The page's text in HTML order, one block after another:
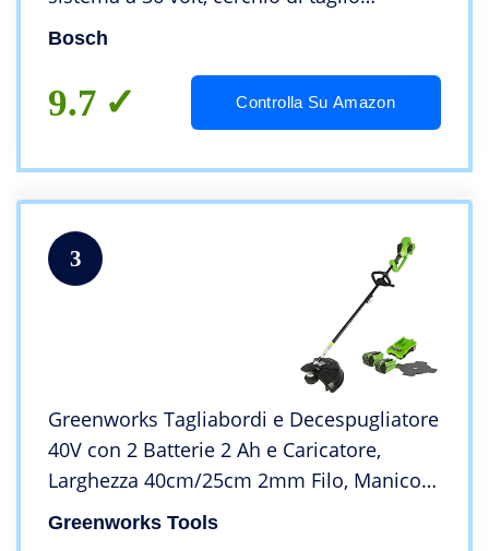
diametro 30 cm, in scatola)
Bosch
9.7 Controlla Su Amazon
3
Greenworks Tagliabordi e Decespugliatore
40V con 2 Batterie 2 Ah e Caricatore,
Larghezza 40cm/25cm 2mm Filo, Manico
Regolabile, Motore Brushless GD40BCK2X
Greenworks Tools